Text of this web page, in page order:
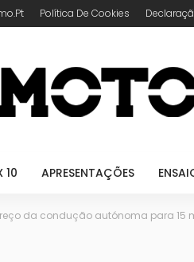
Política De Cookies
10 APRESENTAÇÕES
da condução autónoma para 15